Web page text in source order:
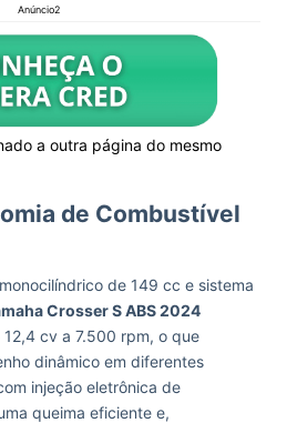
Anúncio2
a outra página do mesmo
de Combustível
de 149 cc e sistema
Crosser S ABS 2024
cv a 7.500 rpm, o que
dinâmico em diferentes
injeção eletrônica de
queima eficiente e,